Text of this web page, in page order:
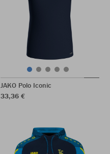
JAKO Polo Iconic
33,36 €